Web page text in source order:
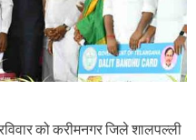
को करीमनगर जिले शालपल्ली